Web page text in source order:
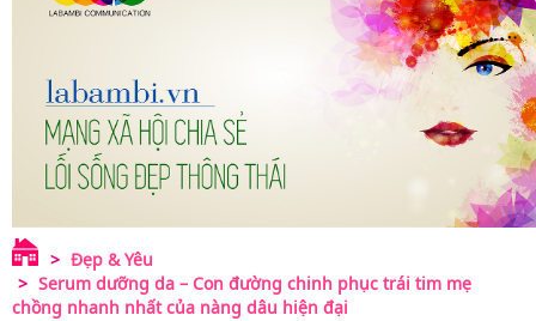
Đẹp & Yêu
Serum dưỡng da – Con đường chinh phục trái tim mẹ
chồng nhanh nhất của nàng dâu hiện đại